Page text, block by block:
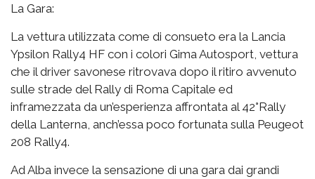
La Gara:
La vettura utilizzata come di consueto era la Lancia
Ypsilon Rally4 HF con i colori Gima Autosport, vettura
che il driver savonese ritrovava dopo il ritiro avvenuto
sulle strade del Rally di Roma Capitale ed
inframezzata da un’esperienza affrontata al 42°Rally
della Lanterna, anch’essa poco fortunata sulla Peugeot
208 Rally4.
Ad Alba invece la sensazione di una gara dai grandi